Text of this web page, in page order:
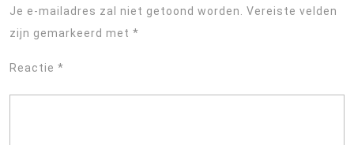
Je e-mailadres zal niet getoond worden.
Vereiste velden
zijn gemarkeerd met *
Reactie *